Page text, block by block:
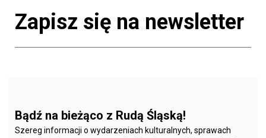
Zapisz się na newsletter
Bądź na bieżąco z Rudą Śląską!
Szereg informacji o wydarzeniach kulturalnych, sprawach